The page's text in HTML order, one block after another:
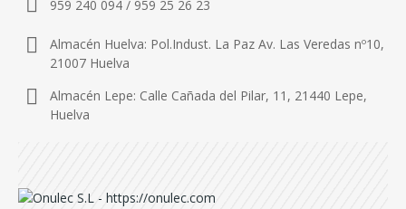
959 240 094 / 959 25 26 23
Almacén Huelva: Pol.Indust. La Paz Av. Las Veredas nº10,
21007 Huelva
Almacén Lepe: Calle Cañada del Pilar, 11, 21440 Lepe,
Huelva